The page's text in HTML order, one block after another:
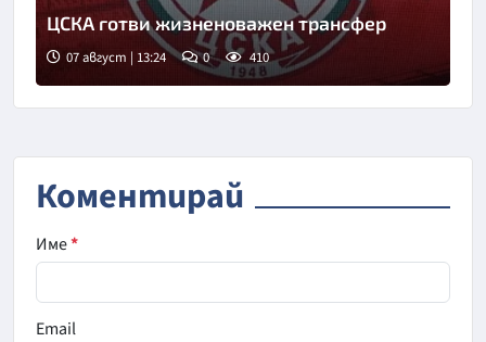
Снимка: БГНЕС
ЦСКА готви жизненоважен трансфер
07 август | 13:24 0 410
Коментирай
Име*
Email